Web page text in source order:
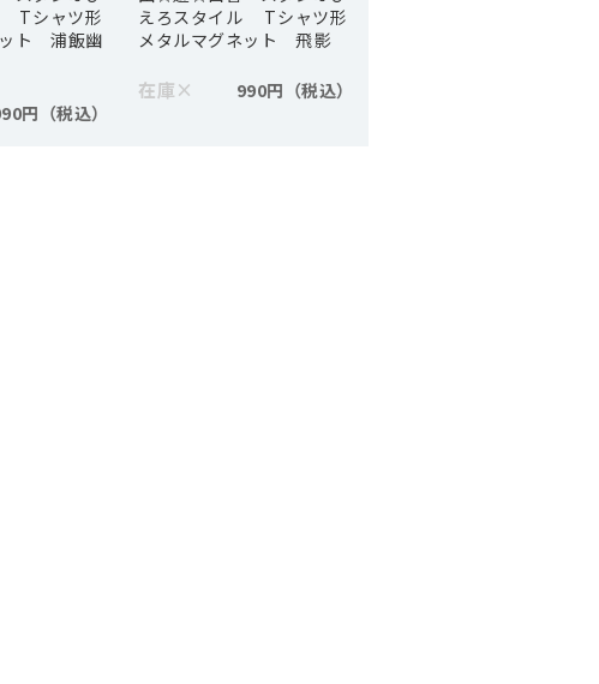
Tシャツ形
ト 浦飯幽
円
えろスタイル Tシャツ形
メタルマグネット 飛影
在庫× 990円